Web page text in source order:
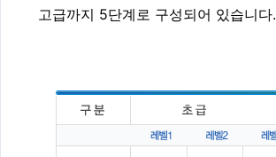
고급까지 5단계로 구성되어 있습니다.